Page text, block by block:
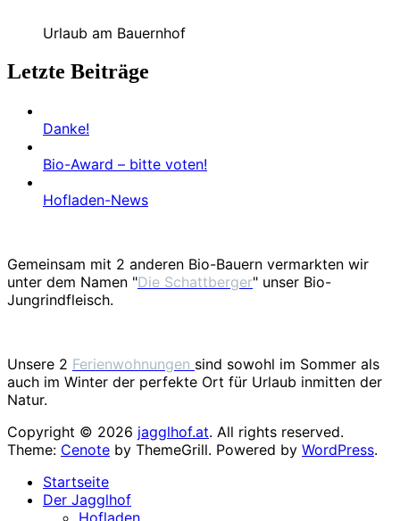
Urlaub am Bauernhof
Letzte Beiträge
Danke!
Bio-Award – bitte voten!
Hofladen-News
Gemeinsam mit 2 anderen Bio-Bauern vermarkten wir
unter dem Namen "Die Schattberger" unser Bio-
Jungrindfleisch.
Unsere 2 Ferienwohnungen sind sowohl im Sommer als
auch im Winter der perfekte Ort für Urlaub inmitten der
Natur.
Copyright © 2026 jagglhof.at. All rights reserved.
Theme: Cenote by ThemeGrill. Powered by WordPress.
Startseite
Der Jagglhof
Hofladen